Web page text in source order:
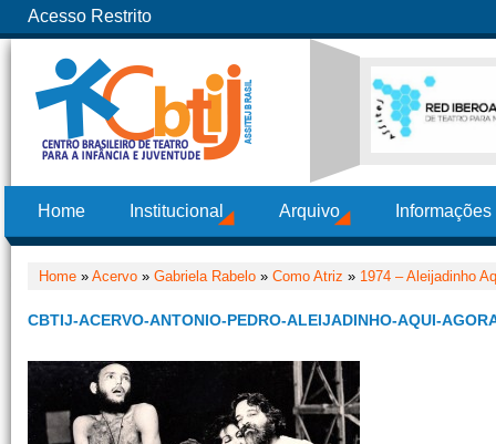
Acesso Restrito
Home Institucional Arquivo
Home » Acervo » Gabriela Rabelo » Como Atriz » 1974 – Aleijadinho
CBTIJ-ACERVO-ANTONIO-PEDRO-ALEIJADINHO-AQUI-